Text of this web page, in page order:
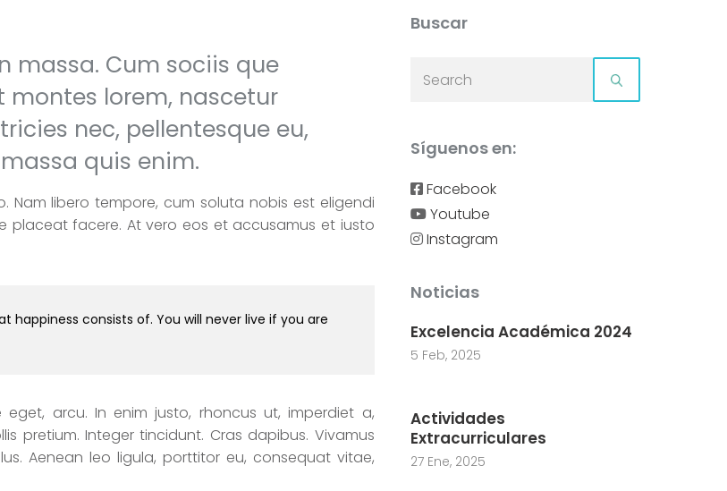
massa. Cum sociis que
lorem, nascetur
nec, pellentesque eu,
quis enim.
Nam libero tempore, cum soluta nobis est eligendi
placeat facere. At vero eos et accusamus et iusto
consists of. You will never live if you are
arcu. In enim justo, rhoncus ut, imperdiet a,
pretium. Integer tincidunt. Cras dapibus. Vivamus
Aenean leo ligula, porttitor eu, consequat vitae,
Buscar
Síguenos en:
Facebook
Youtube
Instagram
Noticias
Excelencia Académica 2024
5 Feb, 2025
Actividades
Extracurriculares
27 Ene, 2025